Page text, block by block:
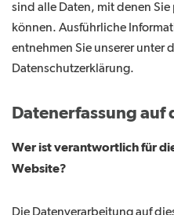
sind alle Daten, mit denen
können. Ausführliche
entnehmen Sie unserer unter
Datenschutzerklärung.
Datenerfassung auf
Wer ist verantwortlich für
Website?